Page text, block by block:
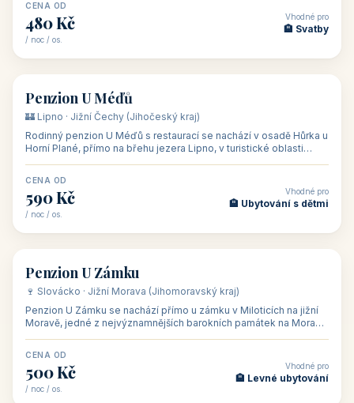
CENA OD
480 Kč
/ noc / os.
Vhodné pro
🏨 Svatby
🏡 penzion
Penzion U Méďů
🏰 Lipno · Jižní Čechy (Jihočeský kraj)
Rodinný penzion U Méďů s restaurací se nachází v osadě Hůrka u
Horní Plané, přímo na břehu jezera Lipno, v turistické oblasti
CENA OD
590 Kč
/ noc / os.
Vhodné pro
🏨 Ubytování s dětmi
🏡 penzion
Penzion U Zámku
🍷 Slovácko · Jižní Morava (Jihomoravský kraj)
Penzion U Zámku se nachází přímo u zámku v Miloticích na jižní
Moravě, jedné z nejvýznamnějších barokních památek na Moravě,
CENA OD
500 Kč
/ noc / os.
Vhodné pro
🏨 Levné ubytování